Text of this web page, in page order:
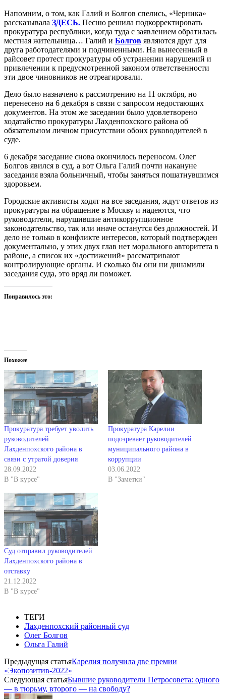
Напомним, о том, как Галий и Болгов спелись, «Черника»
рассказывала ЗДЕСЬ. Песню решила подкорректировать
прокуратура республики, когда туда с заявлением обратилась
местная жительница… Галий и Болгов являются друг для
друга работодателями и подчиненными. На вынесенный в
райсовет протест прокуратуры об устранении нарушений и
привлечении к предусмотренной законом ответственности
эти двое чиновников не отреагировали.
Дело было назначено к рассмотрению на 11 октября, но
перенесено на 6 декабря в связи с запросом недостающих
документов. На этом же заседании было удовлетворено
ходатайство прокуратуры Лахденпохского района об
обязательном личном присутствии обоих руководителей в
суде.
6 декабря заседание снова окончилось переносом. Олег
Болгов явился в суд, а вот Ольга Галий почти накануне
заседания взяла больничный, чтобы заняться пошатнувшимся
здоровьем.
Городские активисты ходят на все заседания, ждут ответов из
прокуратуры на обращение в Москву и надеются, что
руководители, нарушившие антикоррупционное
законодательство, так или иначе останутся без должностей. И
дело не только в конфликте интересов, который подтвержден
документально, у этих двух глав нет морального авторитета в
районе, а список их «достижений» рассматривают
контролирующие органы. И сколько бы они ни динамили
заседания суда, это вряд ли поможет.
Понравилось это:
Похожее
Прокуратура требует уволить
руководителей
Лахденпохского района в
связи с утратой доверия
28.09.2022
В "В курсе"
Прокуратура Карелии
подозревает руководителей
муниципального района в
коррупции
03.06.2022
В "Заметки"
Суд отправил руководителей
Лахденпохского района в
отставку
21.12.2022
В "В курсе"
ТЕГИ
Лахденпохский районный суд
Олег Болгов
Ольга Галий
Предыдущая статьяКарелия получила две премии
«Экопозитив-2022»
Следующая статьяБывшие руководители Петросовета: одного
— в тюрьму, второго — на свободу?